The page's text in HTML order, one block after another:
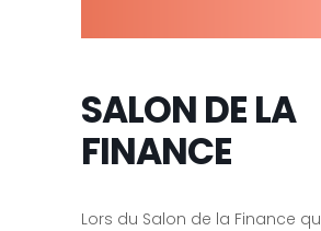
SALON DE LA
FINANCE
Lors du Salon de la Finance